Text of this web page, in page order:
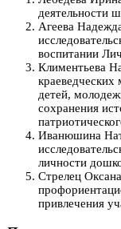
деятельности
Агеева
воспитании
Климентьева
краеведческих
детей,
сохранения
Иванюшина
личности
Стрелец
привлечения